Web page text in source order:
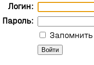
Логин:
Пароль: